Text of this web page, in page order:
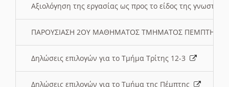
Αξιολόγηση της εργασίας ως προς το είδος της
ΠΑΡΟΥΣΙΑΣΗ 2ΟΥ ΜΑΘΗΜΑΤΟΣ ΤΜΗΜΑΤΟΣ
Δηλώσεις επιλογών για το Τμήμα Τρίτης 12-3
Δηλώσεις επιλογών για το Τμήμα της Πέμπτης